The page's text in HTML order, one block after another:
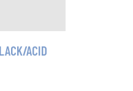
ACID